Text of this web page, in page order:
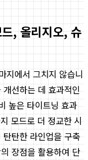
, 올리지오, 슈
지에서 그치지 않습니
선하는 데 효과적인
높은 타이트닝 효과
모드로 더 정교한 시
탄한 라인업을 구축
장점을 활용하여 단